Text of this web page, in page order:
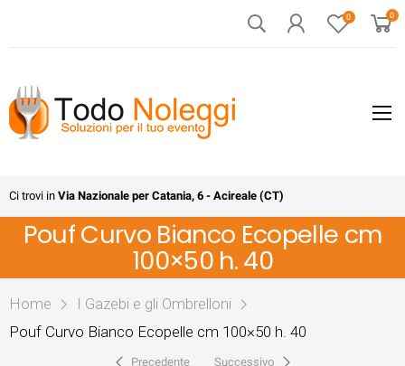
0 0
Ci trovi in Via Nazionale per Catania, 6 - Acireale (CT)
Pouf Curvo Bianco Ecopelle cm
100×50 h. 40
Home
I Gazebi e gli Ombrelloni
Pouf Curvo Bianco Ecopelle cm 100×50 h. 40
Precedente Successivo